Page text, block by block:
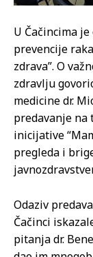
U Čačincima
prevencije
zdrava”. O
zdravlju
medicine dr.
predavanje na
inicijative
pregleda i
Odaziv
Čačinci
pitanja dr.